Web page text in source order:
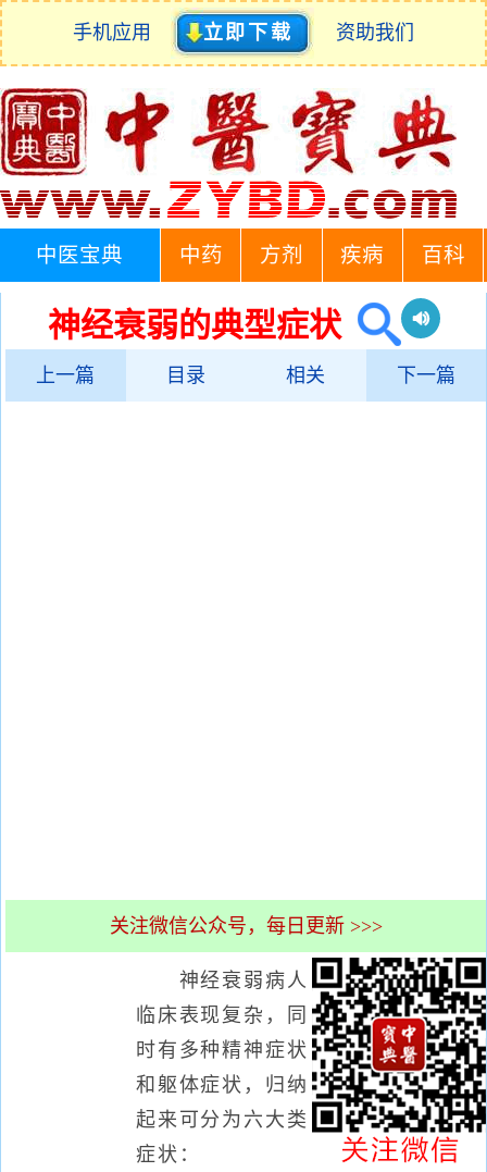
手机应用 立即下载 资助我们
中医宝典 中药 方剂 疾病 百科
神经衰弱的典型症状
上一篇 目录 相关 下一篇
关注微信公众号，每日更新 >>>
神经衰弱病人
临床表现复杂，同
时有多种精神症状
和躯体症状，归纳
起来可分为六大类
症状：